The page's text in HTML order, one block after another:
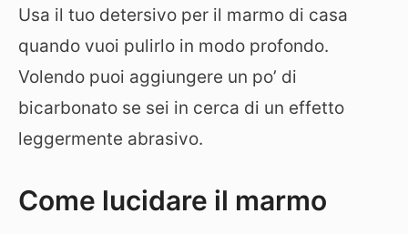
Usa il tuo detersivo per il marmo di casa
quando vuoi pulirlo in modo profondo.
Volendo puoi aggiungere un po’ di
bicarbonato se sei in cerca di un effetto
leggermente abrasivo.
Come lucidare il marmo